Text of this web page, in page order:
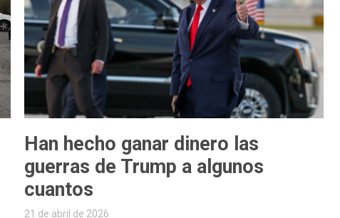
Han hecho ganar dinero las
guerras de Trump a algunos
cuantos
21 de abril de 2026